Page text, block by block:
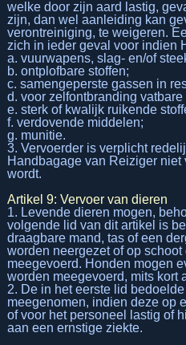
welke door zijn aard lastig,
zijn, dan wel aanleiding kan
verontreiniging, te weigeren.
zich in ieder geval voor indien
a. vuurwapens, slag- en/of
b. ontplofbare stoffen;
c. samengeperste gassen in
d. voor zelfontbranding
e. sterk of kwalijk ruikende
f. verdovende middelen;
g. munitie.
3. Vervoerder is verplicht
Handbagage van Reiziger
wordt.
Artikel 9: Vervoer van dieren
1. Levende dieren mogen,
volgende lid van dit artikel is
draagbare mand, tas of een
worden neergezet of op
meegevoerd. Honden mogen
worden meegevoerd, mits kort
2. De in het eerste lid
meegenomen, indien deze op
of voor het personeel lastig of
aan een ernstige ziekte.